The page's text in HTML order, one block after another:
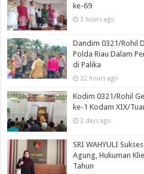
ke-69
3 hours ago
Dandim 0321/Rohil
Polda Riau Dalam
di Palika
22 hours ago
Kodim 0321/Rohil
ke-1 Kodam XIX/
2 days ago
SRI WAHYULI
Agung, Hukuman
Tahun